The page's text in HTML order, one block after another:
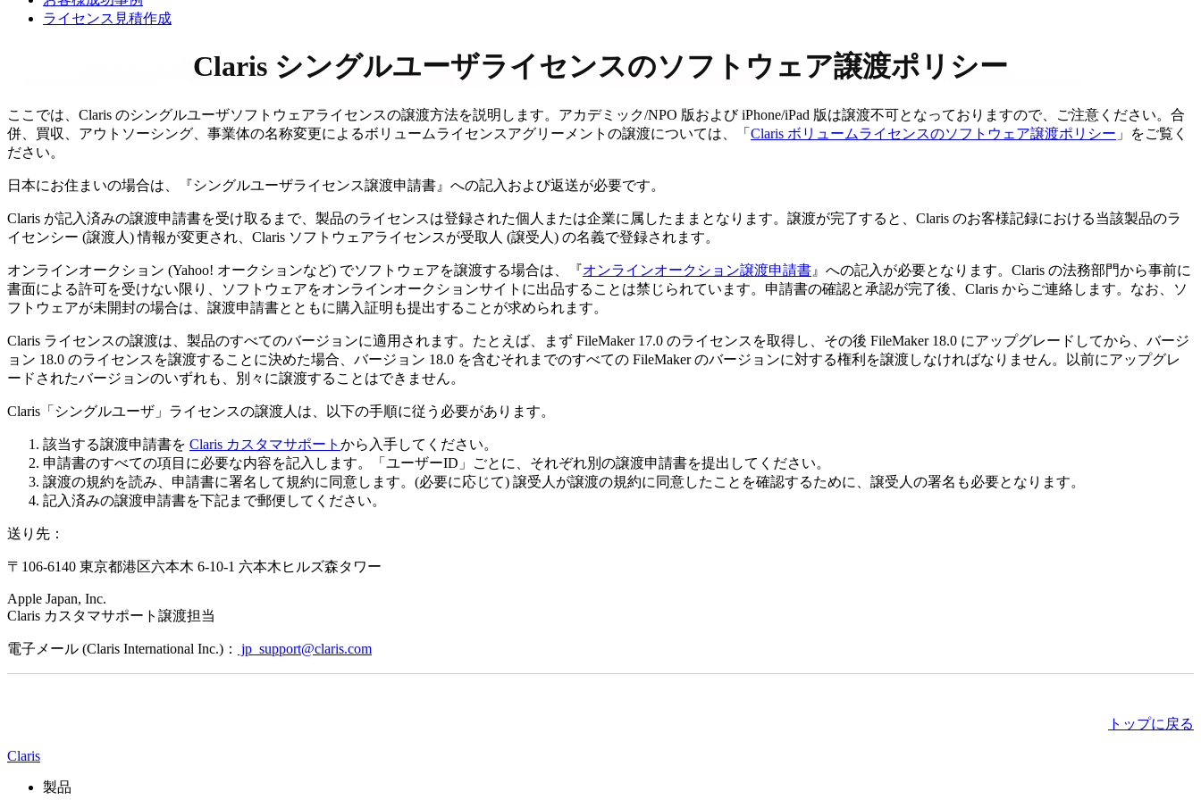
ライセンス見積作成
Claris シングルユーザライセンスのソフトウェア譲渡ポリシー
ここでは、Claris のシングルユーザソフトウェアライセンスの譲渡方法を説明します。アカデミック/NPO 版および iPhone/iPad 版は譲渡不可となっておりますので、ご注意ください。合
併、買収、アウトソーシング、事業体の名称変更によるボリュームライセンスアグリーメントの譲渡については、「 Claris ボリュームライセンスのソフトウェア譲渡ポリシー 」をご覧く
ださい。
日本にお住まいの場合は、『シングルユーザライセンス譲渡申請書』への記入および返送が必要です。
Claris が記入済みの譲渡申請書を受け取るまで、製品のライセンスは登録された個人または企業に属したままとなります。譲渡が完了すると、Claris のお客様記録における当該製品のラ
イセンシー (譲渡人) 情報が変更され、Claris ソフトウェアライセンスが受取人 (譲受人) の名義で登録されます。
オンラインオークション (Yahoo! オークションなど) でソフトウェアを譲渡する場合は、『オンラインオークション譲渡申請書 』への記入が必要となります。Claris の法務部門から事前に
書面による許可を受けない限り、ソフトウェアをオンラインオークションサイトに出品することは禁じられています。申請書の確認と承認が完了後、Claris からご連絡します。なお、ソ
フトウェアが未開封の場合は、譲渡申請書とともに購入証明も提出することが求められます。
Claris ライセンスの譲渡は、製品のすべてのバージョンに適用されます。たとえば、まず FileMaker 17.0 のライセンスを取得し、その後 FileMaker 18.0 にアップグレードしてから、バージ
ョン 18.0 のライセンスを譲渡することに決めた場合、バージョン 18.0 を含むそれまでのすべての FileMaker のバージョンに対する権利を譲渡しなければなりません。以前にアップグレ
ードされたバージョンのいずれも、別々に譲渡することはできません。
Claris「シングルユーザ」ライセンスの譲渡人は、以下の手順に従う必要があります。
該当する譲渡申請書を Claris カスタマサポート から入手してください。
申請書のすべての項目に必要な内容を記入します。「ユーザーID」ごとに、それぞれ別の譲渡申請書を提出してください。
譲渡の規約を読み、申請書に署名して規約に同意します。(必要に応じて) 譲受人が譲渡の規約に同意したことを確認するために、譲受人の署名も必要となります。
記入済みの譲渡申請書を下記まで郵便してください。
送り先：
〒106-6140 東京都港区六本木 6-10-1 六本木ヒルズ森タワー
Apple Japan, Inc.
Claris カスタマサポート譲渡担当
電子メール (Claris International Inc.)： jp_support@claris.com
トップに戻る
Claris
製品